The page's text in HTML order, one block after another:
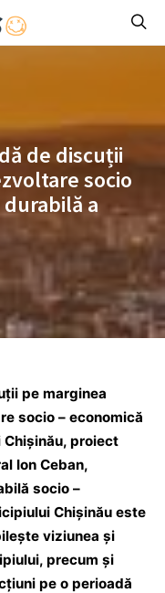
de discuții
socio
durabilă a
pe marginea
socio – economică
proiect
Ion Ceban,
socio –
Chişinău este
viziunea și
precum și
pe o perioadă